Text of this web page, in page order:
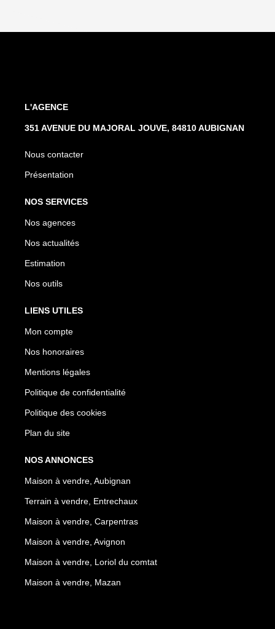
L'AGENCE
351 AVENUE DU MAJORAL JOUVE, 84810 AUBIGNAN
Nous contacter
Présentation
NOS SERVICES
Nos agences
Nos actualités
Estimation
Nos outils
LIENS UTILES
Mon compte
Nos honoraires
Mentions légales
Politique de confidentialité
Politique des cookies
Plan du site
NOS ANNONCES
Maison à vendre, Aubignan
Terrain à vendre, Entrechaux
Maison à vendre, Carpentras
Maison à vendre, Avignon
Maison à vendre, Loriol du comtat
Maison à vendre, Mazan